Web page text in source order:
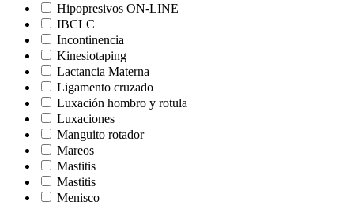
Hipopresivos ON-LINE
IBCLC
Incontinencia
Kinesiotaping
Lactancia Materna
Ligamento cruzado
Luxación hombro y rotula
Luxaciones
Manguito rotador
Mareos
Mastitis
Mastitis
Menisco